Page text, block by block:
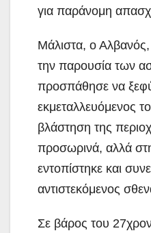
για παράνομη
Μάλιστα, ο Αλβανός,
την παρουσία των
προσπάθησε να
εκμεταλλευόμενος
βλάστηση της
προσωρινά, αλλά
εντοπίστηκε και
αντιστεκόμενος
Σε βάρος του